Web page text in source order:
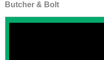
Butcher & Bolt